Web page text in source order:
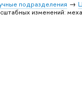
подразделения
изменений: